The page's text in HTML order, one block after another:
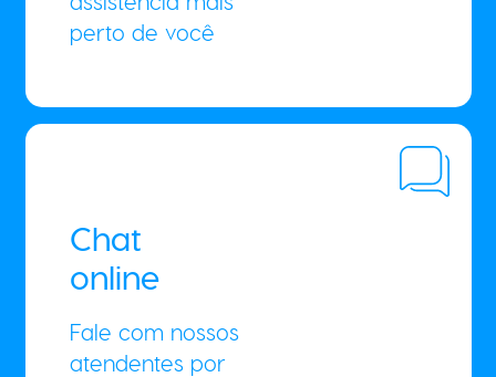
perto de você
Chat
online
Fale com nossos
atendentes por